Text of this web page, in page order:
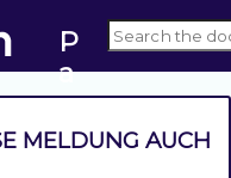
P
a
g
e
MELDUNG AUCH